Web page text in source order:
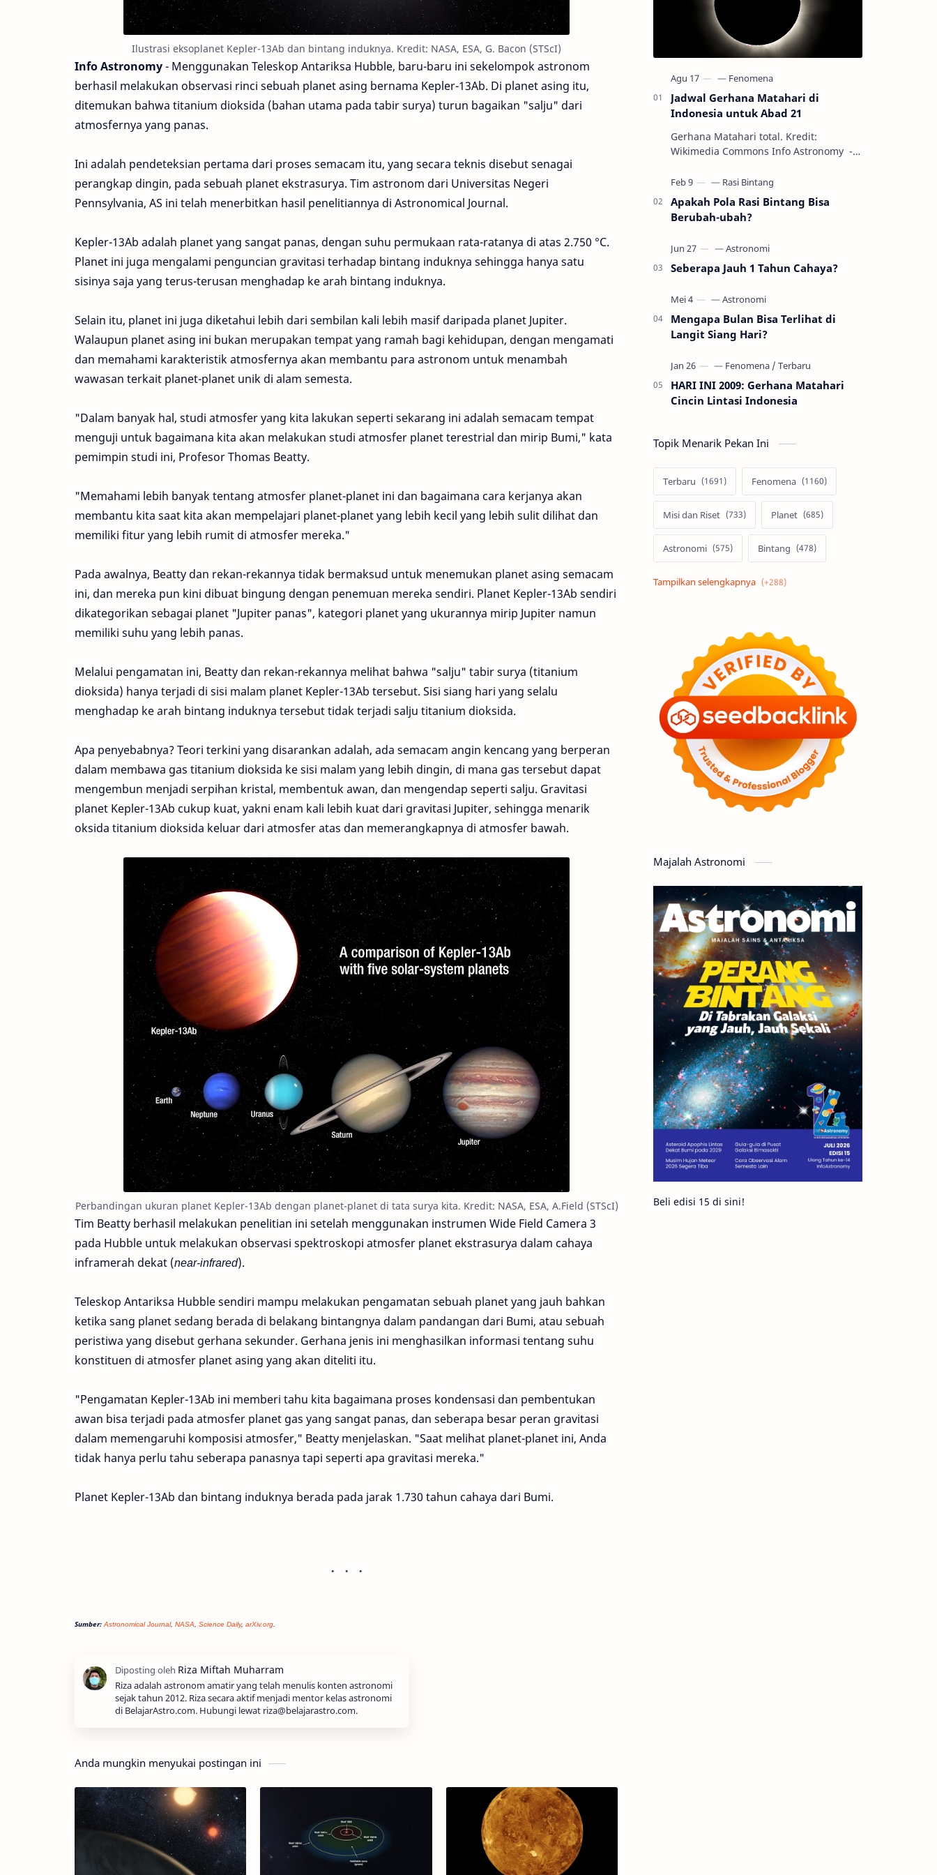
Ilustrasi eksoplanet Kepler-13Ab dan bintang induknya. Kredit: NASA, ESA, G. Bacon (STScI)
Info Astronomy- Menggunakan Teleskop Antariksa Hubble, baru-baru ini sekelompok astronom
berhasil melakukan observasi rinci sebuah planet asing bernama Kepler-13Ab. Di planet asing itu,
ditemukan bahwa titanium dioksida (bahan utama pada tabir surya) turun bagaikan "salju" dari
atmosfernya yang panas.
Ini adalah pendeteksian pertama dari proses semacam itu, yang secara teknis disebut senagai
perangkap dingin, pada sebuah planet ekstrasurya. Tim astronom dari Universitas Negeri
Pennsylvania, AS ini telah menerbitkan hasil penelitiannya di Astronomical Journal.
Kepler-13Ab adalah planet yang sangat panas, dengan suhu permukaan rata-ratanya di atas 2.750 °C.
Planet ini juga mengalami penguncian gravitasi terhadap bintang induknya sehingga hanya satu
sisinya saja yang terus-terusan menghadap ke arah bintang induknya.
Selain itu, planet ini juga diketahui lebih dari sembilan kali lebih masif daripada planet Jupiter.
Walaupun planet asing ini bukan merupakan tempat yang ramah bagi kehidupan, dengan mengamati
dan memahami karakteristik atmosfernya akan membantu para astronom untuk menambah
wawasan terkait planet-planet unik di alam semesta.
"Dalam banyak hal, studi atmosfer yang kita lakukan seperti sekarang ini adalah semacam tempat
menguji untuk bagaimana kita akan melakukan studi atmosfer planet terestrial dan mirip Bumi," kata
pemimpin studi ini, Profesor Thomas Beatty.
"Memahami lebih banyak tentang atmosfer planet-planet ini dan bagaimana cara kerjanya akan
membantu kita saat kita akan mempelajari planet-planet yang lebih kecil yang lebih sulit dilihat dan
memiliki fitur yang lebih rumit di atmosfer mereka."
Pada awalnya, Beatty dan rekan-rekannya tidak bermaksud untuk menemukan planet asing semacam
ini, dan mereka pun kini dibuat bingung dengan penemuan mereka sendiri. Planet Kepler-13Ab sendiri
dikategorikan sebagai planet "Jupiter panas", kategori planet yang ukurannya mirip Jupiter namun
memiliki suhu yang lebih panas.
Melalui pengamatan ini, Beatty dan rekan-rekannya melihat bahwa "salju" tabir surya (titanium
dioksida) hanya terjadi di sisi malam planet Kepler-13Ab tersebut. Sisi siang hari yang selalu
menghadap ke arah bintang induknya tersebut tidak terjadi salju titanium dioksida.
Apa penyebabnya? Teori terkini yang disarankan adalah, ada semacam angin kencang yang berperan
dalam membawa gas titanium dioksida ke sisi malam yang lebih dingin, di mana gas tersebut dapat
mengembun menjadi serpihan kristal, membentuk awan, dan mengendap seperti salju. Gravitasi
planet Kepler-13Ab cukup kuat, yakni enam kali lebih kuat dari gravitasi Jupiter, sehingga menarik
oksida titanium dioksida keluar dari atmosfer atas dan memerangkapnya di atmosfer bawah.
Perbandingan ukuran planet Kepler-13Ab dengan planet-planet di tata surya kita. Kredit: NASA, ESA, A.Field (STScI)
Tim Beatty berhasil melakukan penelitian ini setelah menggunakan instrumen Wide Field Camera 3
pada Hubble untuk melakukan observasi spektroskopi atmosfer planet ekstrasurya dalam cahaya
inframerah dekat (near-infrared).
Teleskop Antariksa Hubble sendiri mampu melakukan pengamatan sebuah planet yang jauh bahkan
ketika sang planet sedang berada di belakang bintangnya dalam pandangan dari Bumi, atau sebuah
peristiwa yang disebut gerhana sekunder. Gerhana jenis ini menghasilkan informasi tentang suhu
konstituen di atmosfer planet asing yang akan diteliti itu.
"Pengamatan Kepler-13Ab ini memberi tahu kita bagaimana proses kondensasi dan pembentukan
awan bisa terjadi pada atmosfer planet gas yang sangat panas, dan seberapa besar peran gravitasi
dalam memengaruhi komposisi atmosfer," Beatty menjelaskan. "Saat melihat planet-planet ini, Anda
tidak hanya perlu tahu seberapa panasnya tapi seperti apa gravitasi mereka."
Planet Kepler-13Ab dan bintang induknya berada pada jarak 1.730 tahun cahaya dari Bumi.
Sumber: Astronomical Journal, NASA, Science Daily, arXiv.org.
Riza adalah astronom amatir yang telah menulis konten astronomi
sejak tahun 2012. Riza secara aktif menjadi mentor kelas astronomi
di BelajarAstro.com. Hubungi lewat riza@belajarastro.com.
Anda mungkin menyukai postingan ini
Jadwal Gerhana Matahari di
Indonesia untuk Abad 21
Gerhana Matahari total. Kredit:
Wikimedia Commons Info Astronomy -
gerhana Matahari akan terjadi sebanyak
22…
Apakah Pola Rasi Bintang Bisa
Berubah-ubah?
Seberapa Jauh 1 Tahun Cahaya?
Mengapa Bulan Bisa Terlihat di
Langit Siang Hari?
HARI INI 2009: Gerhana Matahari
Cincin Lintasi Indonesia
Topik Menarik Pekan Ini
Terbaru Fenomena
Misi dan Riset Planet
Astronomi Bintang
Alam semesta Galaksi
Tata Surya
Hype Astronot
Asteroid Observasi
Premium Komet
Penelitian
Satelit
Aurora Supernova
Nebula Sponsored
Matahari Featured
Mars Planet Katai
GMT 2016 History
Hoax Bima Sakti
Meteor Gerhana
Komet ISON Jupiter
Planet Kerdil Bumi
Pengetahuan Berita
Majalah Astronomi
Beli edisi 15 di sini!